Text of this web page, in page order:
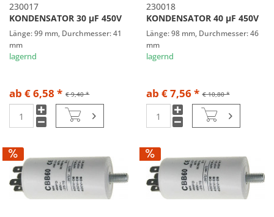
230017
KONDENSATOR 30 µF 450V
Länge: 99 mm, Durchmesser: 41
mm
lagernd
€ 9,40 *
ab € 6,58 *
230018
KONDENSATOR 40 µF 450V
Länge: 98 mm, Durchmesser: 46
mm
lagernd
€ 10,80 *
ab € 7,56 *